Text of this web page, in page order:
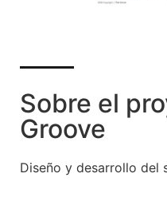
Sobre el
Groove
Diseño y desarrollo del